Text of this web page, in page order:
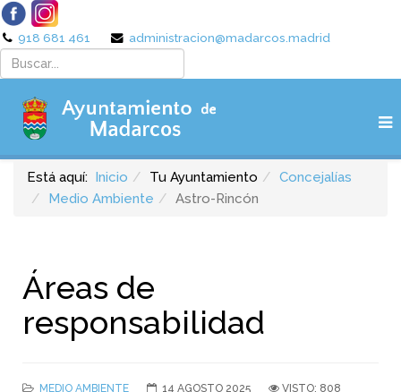
918 681 461 administracion@madarcos.madrid
Está aquí: Inicio Tu Ayuntamiento
Concejalías
Medio Ambiente
Astro-Rincón
Áreas de
responsabilidad
MEDIO AMBIENTE 14 AGOSTO 2025 VISTO: 808